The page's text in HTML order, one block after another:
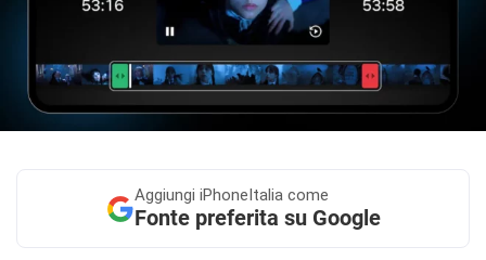
Aggiungi iPhoneItalia come
Fonte preferita su Google